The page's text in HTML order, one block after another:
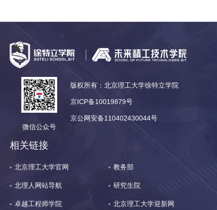
微信公众号
版权所有：北京理工大学徐特立学院
京ICP备10019879号
京公网安备110402430044号
相关链接
北京理工大学官网 教务部
北理人网站导航 研究生院
卓越工程师学院 北京理工大学迎新网